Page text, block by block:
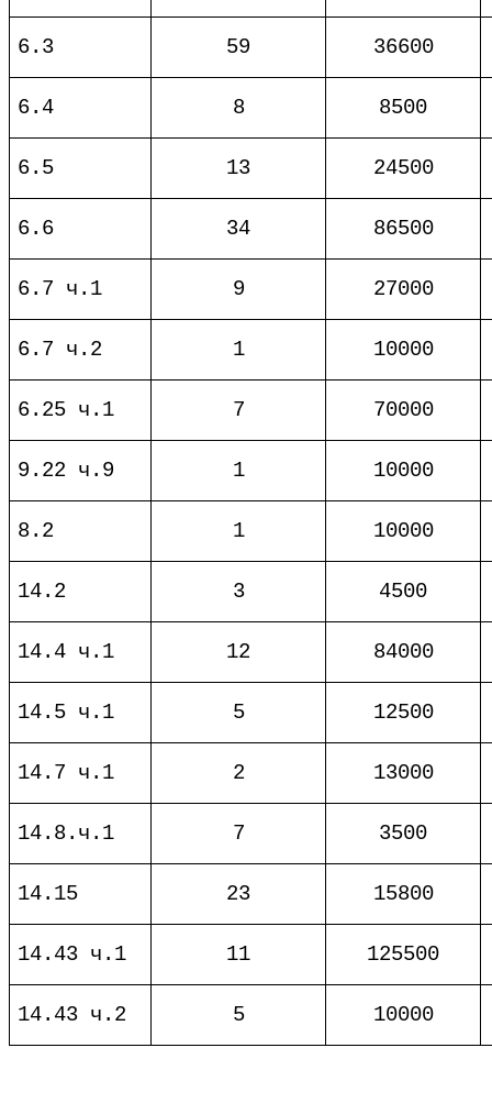
6.3 59 36600
6.4 8 8500
6.5 13 24500
6.6 34 86500
6.7 ч.1 9 27000
6.7 ч.2 1 10000
6.25 ч.1 7 70000
9.22 ч.9 1 10000
8.2 1 10000
14.2 3 4500
14.4 ч.1 12 84000
14.5 ч.1 5 12500
14.7 ч.1 2 13000
14.8.ч.1 7 3500
14.15 23 15800
14.43 ч.1 11 125500
14.43 ч.2 5 10000